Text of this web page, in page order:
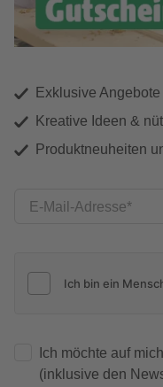
Exklusive
Kreative Ideen &
Produktneuheiten
E-Mail-Adresse
Ich möchte auf mich
(inklusive den